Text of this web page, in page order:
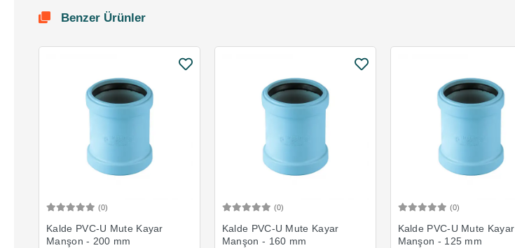
Benzer Ürünler
(0)
Kalde PVC-U Mute Kayar
Manşon - 200 mm
(0)
Kalde PVC-U Mute Kayar
Manşon - 160 mm
(0)
Kalde PVC-U Mute Kayar
Manşon - 125 mm